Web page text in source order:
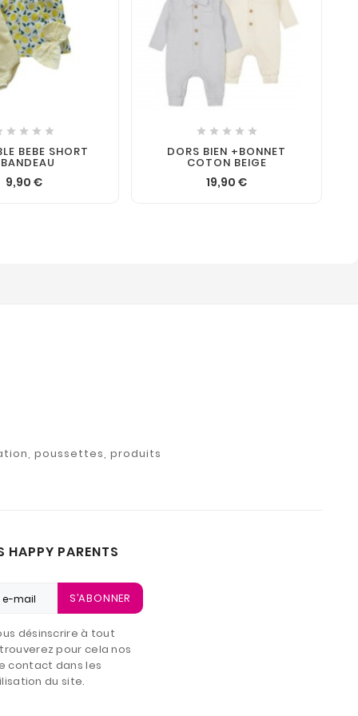

   
BEBE SHORT
9,90 €
    
DORS BIEN +BONNET
COTON BEIGE
19,90 €
poussettes, produits
HAPPY PARENTS
S’ABONNER
désinscrire à tout
pour cela nos
contact dans les
du site.